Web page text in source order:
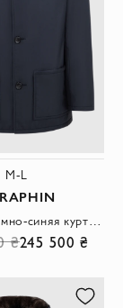
M-L
₴245 500 ₴